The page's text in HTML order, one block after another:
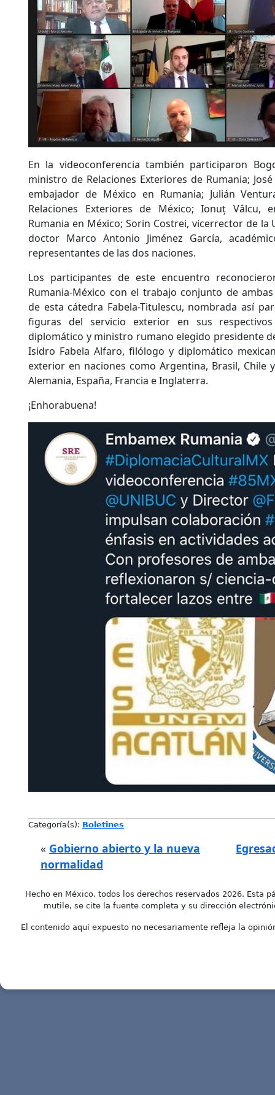
En la videoconferencia también participaron
ministro de Relaciones Exteriores de Rumania;
embajador de México en Rumania; Julián
Relaciones Exteriores de México; Ionuț Vâlcu,
Rumania en México; Sorin Costrei, vicerrector de la
doctor Marco Antonio Jiménez García,
representantes de las dos naciones.
Los participantes de este encuentro
Rumania-México con el trabajo conjunto de
de esta cátedra Fabela-Titulescu, nombrada así
figuras del servicio exterior en sus respectivos
diplomático y ministro rumano elegido presidente
Isidro Fabela Alfaro, filólogo y diplomático
exterior en naciones como Argentina, Brasil, Chile
Alemania, España, Francia e Inglaterra.
¡Enhorabuena!
Categoría(s): Boletines
« Gobierno abierto y la nueva
normalidad
Hecho en México, todos los derechos reservados 2026. Esta
mutile, se cite la fuente completa y su dirección
El contenido aquí expuesto no necesariamente refleja la